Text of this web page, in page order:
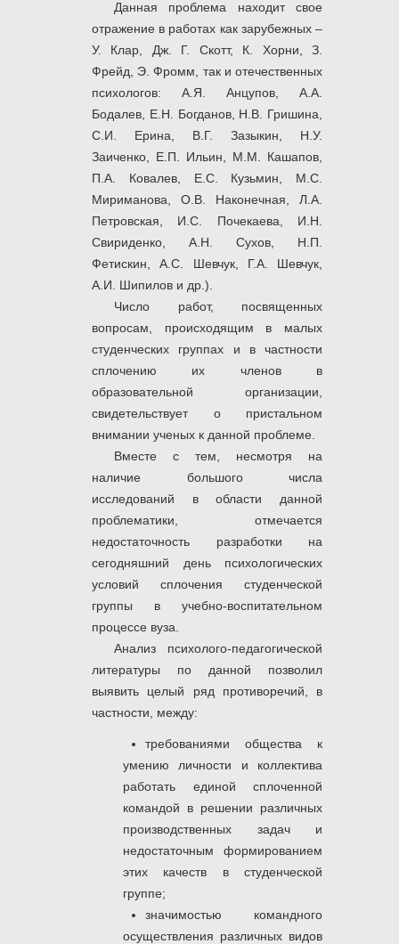
Данная проблема находит свое
отражение в работах как зарубежных –
У. Клар, Дж. Г. Скотт, К. Хорни, З.
Фрейд, Э. Фромм, так и отечественных
психологов: А.Я. Анцупов, А.А.
Бодалев, Е.Н. Богданов, Н.В. Гришина,
С.И. Ерина, В.Г. Зазыкин, Н.У.
Заиченко, Е.П. Ильин, М.М. Кашапов,
П.А. Ковалев, Е.С. Кузьмин, М.С.
Мириманова, О.В. Наконечная, Л.А.
Петровская, И.С. Почекаева, И.Н.
Свириденко, А.Н. Сухов, Н.П.
Фетискин, А.С. Шевчук, Г.А. Шевчук,
А.И. Шипилов и др.).
Число работ, посвященных
вопросам, происходящим в малых
студенческих группах и в частности
сплочению их членов в
образовательной организации,
свидетельствует о пристальном
внимании ученых к данной проблеме.
Вместе с тем, несмотря на
наличие большого числа
исследований в области данной
проблематики, отмечается
недостаточность разработки на
сегодняшний день психологических
условий сплочения студенческой
группы в учебно-воспитательном
процессе вуза.
Анализ психолого-педагогической
литературы по данной позволил
выявить целый ряд противоречий, в
частности, между:
требованиями общества к
умению личности и коллектива
работать единой сплоченной
командой в решении различных
производственных задач и
недостаточным формированием
этих качеств в студенческой
группе;
значимостью командного
осуществления различных видов